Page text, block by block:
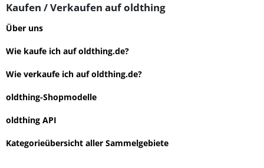
Kaufen / Verkaufen auf oldthing
Über uns
Wie kaufe ich auf oldthing.de?
Wie verkaufe ich auf oldthing.de?
oldthing-Shopmodelle
oldthing API
Kategorieübersicht aller Sammelgebiete